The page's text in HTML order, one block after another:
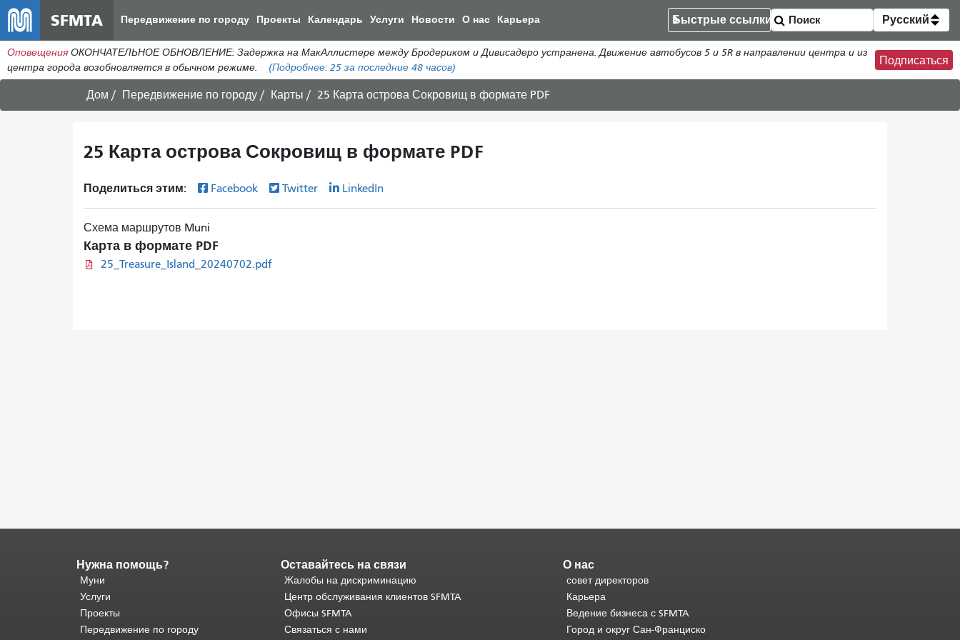
к
общему
содержанию
SFMTA Передвижение по городу Проекты Календарь Услуги Новости О нас Карьера Быстрые ссылки Русский
Оповещения ОКОНЧАТЕЛЬНОЕ ОБНОВЛЕНИЕ: Задержка на МакАллистере между Бродериком и Дивисадеро устранена. Движение автобусов 5 и 5R в направлении центра и из
центра города возобновляется в обычном режиме.
(Подробнее: 25 за последние 48 часов)
Подписаться
Дом Передвижение по городу Карты 25 Карта острова Сокровищ в формате PDF
25 Карта острова Сокровищ в формате PDF
Поделиться этим: Facebook Twitter LinkedIn
Схема маршрутов Muni
Карта в формате PDF
25_Treasure_Island_20240702.pdf
Конец
содержимого
страницы.
часть
этой
Нужна помощь?
Муни
Услуги
Проекты
Передвижение по городу
Оставайтесь на связи
Жалобы на дискриминацию
Центр обслуживания клиентов SFMTA
Офисы SFMTA
Связаться с нами
О нас
совет директоров
Карьера
Ведение бизнеса с SFMTA
Город и округ Сан-Франциско